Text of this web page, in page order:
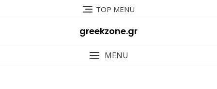
TOP MENU
greekzone.gr
MENU